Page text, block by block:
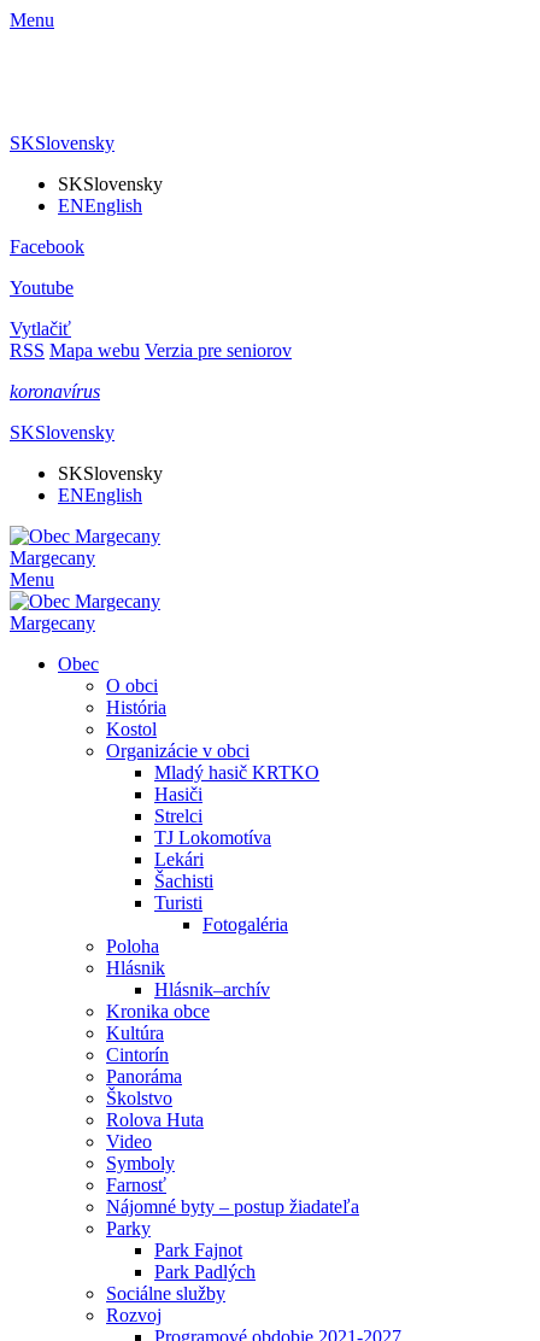
Menu
SKSlovensky
SKSlovensky
ENEnglish
Facebook
Youtube
Vytlačiť
RSS Mapa webu Verzia pre seniorov
koronavírus
SKSlovensky
SKSlovensky
ENEnglish
Margecany
Menu
Margecany
Obec
O obci
História
Kostol
Organizácie v obci
Mladý hasič KRTKO
Hasiči
Strelci
TJ Lokomotíva
Lekári
Šachisti
Turisti
Fotogaléria
Poloha
Hlásnik
Hlásnik–archív
Kronika obce
Kultúra
Cintorín
Panoráma
Školstvo
Rolova Huta
Video
Symboly
Farnosť
Nájomné byty – postup žiadateľa
Parky
Park Fajnot
Park Padlých
Sociálne služby
Rozvoj
Programové obdobie 2021-2027